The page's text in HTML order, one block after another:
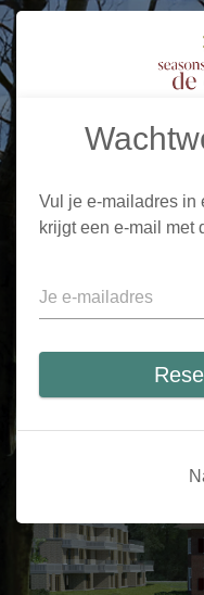
Vul je e-mailadres in
krijgt een e-mail met